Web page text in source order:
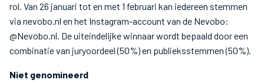
rol. Van 26 januari tot en met 1 februari kan iedereen stemmen
via nevobo.nl en het Instagram-account van de Nevobo:
@Nevobo.nl. De uiteindelijke winnaar wordt bepaald door een
combinatie van juryoordeel (50%) en publieksstemmen (50%).
Niet genomineerd